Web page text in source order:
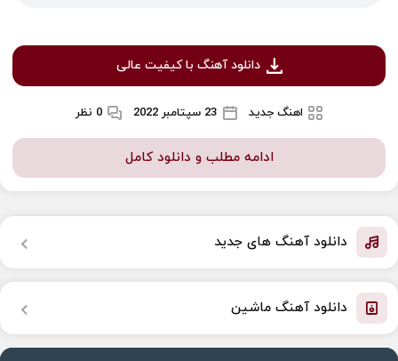
دانلود آهنگ با کیفیت عالی
اهنگ جدید 23 سپتامبر 2022 0 نظر
ادامه مطلب و دانلود کامل
دانلود آهنگ های جدید
دانلود آهنگ ماشین